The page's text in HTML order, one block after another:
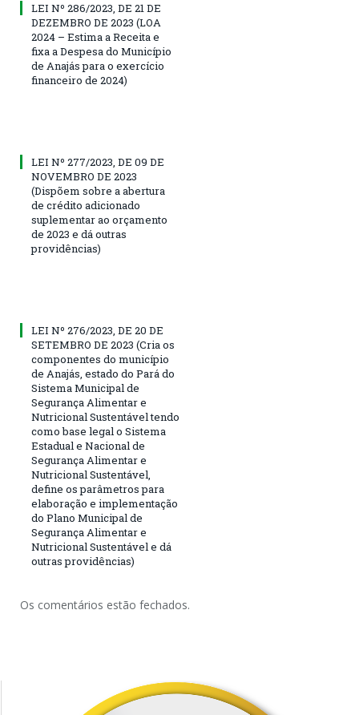
LEI Nº 286/2023, DE 21 DE
DEZEMBRO DE 2023 (LOA
2024 – Estima a Receita e
fixa a Despesa do Município
de Anajás para o exercício
financeiro de 2024)
LEI Nº 277/2023, DE 09 DE
NOVEMBRO DE 2023
(Dispõem sobre a abertura
de crédito adicionado
suplementar ao orçamento
de 2023 e dá outras
providências)
LEI Nº 276/2023, DE 20 DE
SETEMBRO DE 2023 (Cria os
componentes do município
de Anajás, estado do Pará do
Sistema Municipal de
Segurança Alimentar e
Nutricional Sustentável tendo
como base legal o Sistema
Estadual e Nacional de
Segurança Alimentar e
Nutricional Sustentável,
define os parâmetros para
elaboração e implementação
do Plano Municipal de
Segurança Alimentar e
Nutricional Sustentável e dá
outras providências)
Os comentários estão fechados.